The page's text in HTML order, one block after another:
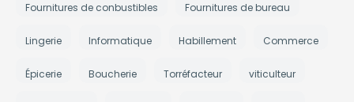
Fournitures de conbustibles Fournitures de bureau
Lingerie Informatique Habillement Commerce
Épicerie Boucherie Torréfacteur viticulteur